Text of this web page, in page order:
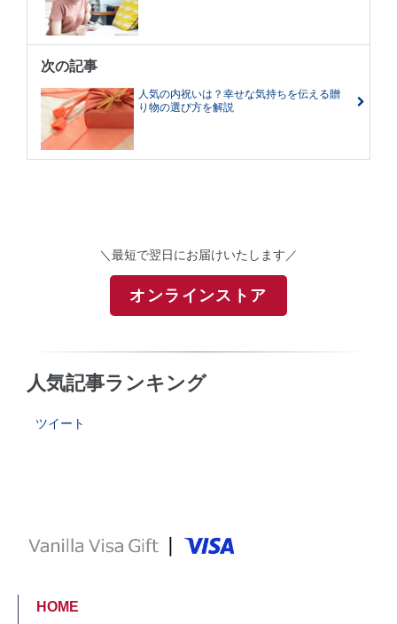
次の記事
人気の内祝いは？幸せな気持ちを伝える贈
り物の選び方を解説
＼最短で翌日にお届けいたします／
オンラインストア
人気記事ランキング
ツイート
HOME